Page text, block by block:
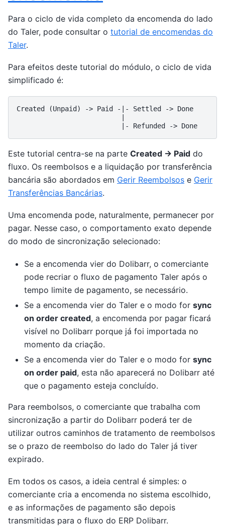
Para o ciclo de vida completo da encomenda do lado
do Taler, pode consultar o tutorial de encomendas do
Taler.
Para efeitos deste tutorial do módulo, o ciclo de vida
simplificado é:
Created (Unpaid) -> Paid -|- Settled -> Done
Este tutorial centra-se na parte Created -> Paid do
fluxo. Os reembolsos e a liquidação por transferência
bancária são abordados em Gerir Reembolsos e Gerir
Transferências Bancárias.
Uma encomenda pode, naturalmente, permanecer por
pagar. Nesse caso, o comportamento exato depende
do modo de sincronização selecionado:
Se a encomenda vier do Dolibarr, o comerciante
pode recriar o fluxo de pagamento Taler após o
tempo limite de pagamento, se necessário.
Se a encomenda vier do Taler e o modo for sync
on order created, a encomenda por pagar ficará
visível no Dolibarr porque já foi importada no
momento da criação.
Se a encomenda vier do Taler e o modo for sync
on order paid, esta não aparecerá no Dolibarr até
que o pagamento esteja concluído.
Para reembolsos, o comerciante que trabalha com
sincronização a partir do Dolibarr poderá ter de
utilizar outros caminhos de tratamento de reembolsos
se o prazo de reembolso do lado do Taler já tiver
expirado.
Em todos os casos, a ideia central é simples: o
comerciante cria a encomenda no sistema escolhido,
e as informações de pagamento são depois
transmitidas para o fluxo do ERP Dolibarr.